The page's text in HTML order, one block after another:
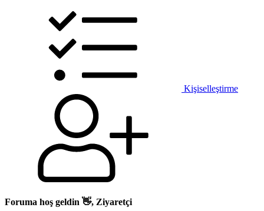
Kişiselleştirme
Foruma hoş geldin 👋, Ziyaretçi